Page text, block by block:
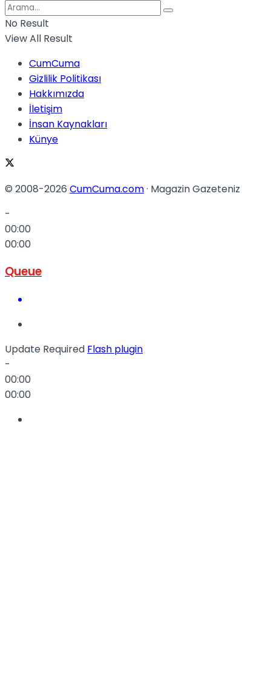
No Result
View All Result
CumCuma
Gizlilik Politikası
Hakkımızda
İletişim
İnsan Kaynakları
Künye
© 2008-2026 CumCuma.com· Magazin Gazeteniz
-
00:00
00:00
Queue
Update Required Flash plugin
-
00:00
00:00